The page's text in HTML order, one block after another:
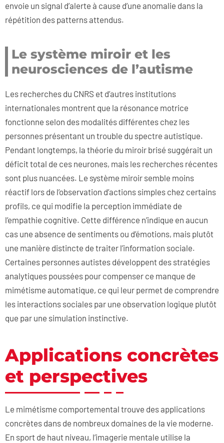
envoie un signal d’alerte à cause d’une anomalie dans la
répétition des patterns attendus.
Le système miroir et les
neurosciences de l’autisme
Les recherches du CNRS et d’autres institutions
internationales montrent que la résonance motrice
fonctionne selon des modalités différentes chez les
personnes présentant un trouble du spectre autistique.
Pendant longtemps, la théorie du miroir brisé suggérait un
déficit total de ces neurones, mais les recherches récentes
sont plus nuancées. Le système miroir semble moins
réactif lors de l’observation d’actions simples chez certains
profils, ce qui modifie la perception immédiate de
l’empathie cognitive. Cette différence n’indique en aucun
cas une absence de sentiments ou d’émotions, mais plutôt
une manière distincte de traiter l’information sociale.
Certaines personnes autistes développent des stratégies
analytiques poussées pour compenser ce manque de
mimétisme automatique, ce qui leur permet de comprendre
les interactions sociales par une observation logique plutôt
que par une simulation instinctive.
Applications concrètes
et perspectives
Le mimétisme comportemental trouve des applications
concrètes dans de nombreux domaines de la vie moderne.
En sport de haut niveau, l’imagerie mentale utilise la